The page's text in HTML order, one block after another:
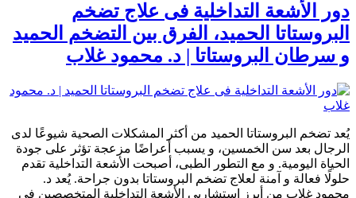
دور الأشعة التداخلية فى علاج تضخم
البروستاتا الحميد، الفرق بين التضخم الحميد
و سرطان البروستاتا | د. محمود غلاب
يُعد تضخم البروستاتا الحميد من أكثر المشكلات الصحية شيوعًا لدى
الرجال بعد سن الخمسين، و يسبب أعراضًا مزعجة تؤثر على جودة
الحياة اليومية. و مع التطور الطبى، أصبحت الأشعة التداخلية تقدم
حلولًا فعالة و آمنة لعلاج تضخم البروستاتا بدون جراحة. يُعد د.
محمود غلاب من أبرز استشاريى الأشعة التداخلية المتخصصين فى